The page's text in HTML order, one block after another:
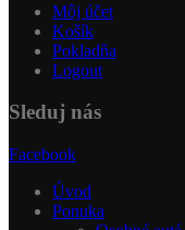
Môj účet
Košík
Pokladňa
Logout
Sleduj nás
Facebook
Úvod
Ponuka